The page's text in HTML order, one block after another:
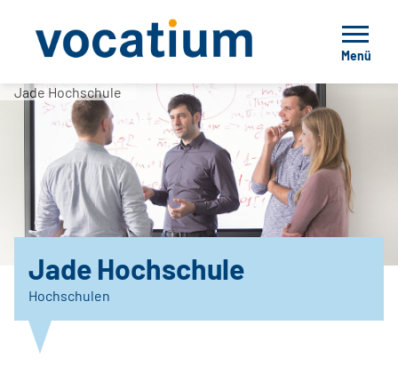
Menü
Jade Hochschule
Jade Hochschule
Hochschulen